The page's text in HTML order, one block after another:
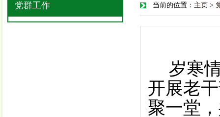
党群工作 当前的位置： 主页 >
岁寒
开展老
聚一堂